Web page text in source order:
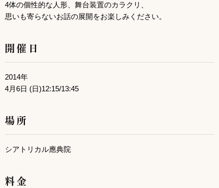
4体の個性的な人形、舞台装置のカラクリ、
思いも寄らないお話の展開をお楽しみください。
開催日
2014年
4月6日 (日)12:15/13:45
場所
シアトリカル應典院
料金